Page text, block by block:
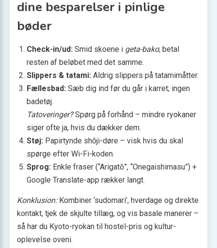
dine besparelser i pinlige
bøder
Check-in/ud: Smid skoene i geta-bako; betal
resten af beløbet med det samme.
Slippers & tatami: Aldrig slippers på tatamimåtter.
Fællesbad: Sæb dig ind før du går i karret; ingen
badetøj.
Tatoveringer?Spørg på forhånd – mindre ryokaner
siger ofte ja, hvis du dækker dem.
Støj: Papirtynde shōji-døre – visk hvis du skal
spørge efter Wi-Fi-koden.
Sprog: Enkle fraser (“Arigatō”, “Onegaishimasu”) +
Google Translate-app rækker langt.
Konklusion:Kombiner ‘sudomari’, hverdage og direkte
kontakt, tjek de skjulte tillæg, og vis basale manerer –
så har du Kyoto-ryokan til hostel-pris og kultur-
oplevelse oveni.